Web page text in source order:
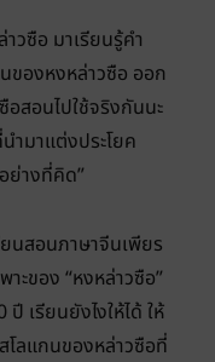
วซือ มาเรียนรู้คำ
องหงหล่าวซือ ออก
สอนไปใช้จริงกันนะ
มาแต่งประโยค
ย่างที่คิด”
นสอนภาษาจีนเพียร
ะของ “หงหล่าวซือ”
เรียนยังไงให้ได้ ให้
โลแกนของหล่าวซือที่